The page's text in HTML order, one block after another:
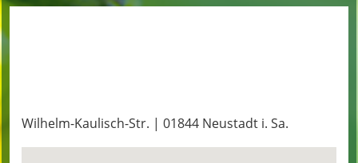
Wilhelm-Kaulisch-Str. | 01844 Neustadt i. Sa.